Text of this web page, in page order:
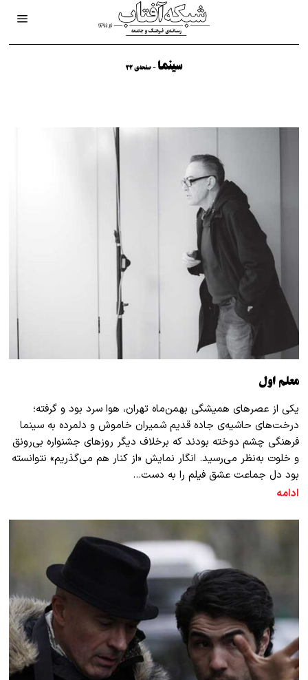
سینما- صفحه‌ی 22
معلم اول
یکی از عصرهای همیشگی بهمن‌ماه تهران، هوا سرد بود و گرفته؛
درخت‌های حاشیه‌ی جاده قدیم شمیران خاموش و دلمرده به سینما
فرهنگی چشم دوخته بودند که برخلاف دیگر روزهای جشنواره بی‌رونق
و خلوت به‌نظر می‌رسید. انگار نمایش «از کنار هم می‌گذریم» نتوانسته
بود دل جماعت عشق فیلم را به دست…
ادامه